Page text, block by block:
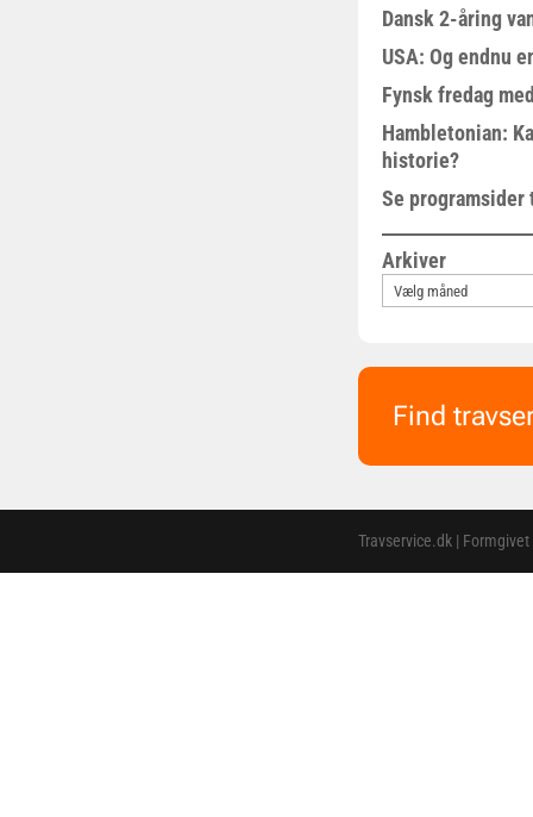
Dansk 2-åring
USA: Og endnu
Fynsk fredag
Hambletonian:
historie?
Se
Arkiver
Find
Travservice.dk |